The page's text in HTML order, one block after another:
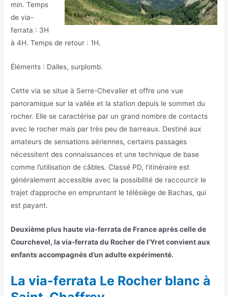
min. Temps
de via-
ferrata : 3H
à 4H. Temps de retour : 1H.
Éléments : Dalles, surplomb.
Cette via se situe à Serre-Chevalier et offre une vue
panoramique sur la vallée et la station depuis le sommet du
rocher. Elle se caractérise par un grand nombre de contacts
avec le rocher mais par très peu de barreaux. Destiné aux
amateurs de sensations aériennes, certains passages
nécessitent des connaissances et une technique de base
comme l’utilisation de câbles. Classé PD, l’itinéraire est
généralement accessible avec la possibilité de raccourcir le
trajet d’approche en empruntant le télésiège de Bachas, qui
est payant.
Deuxième plus haute via-ferrata de France après celle de
Courchevel, la via-ferrata du Rocher de l’Yret convient aux
enfants accompagnés d’un adulte expérimenté.
La via-ferrata Le Rocher blanc à